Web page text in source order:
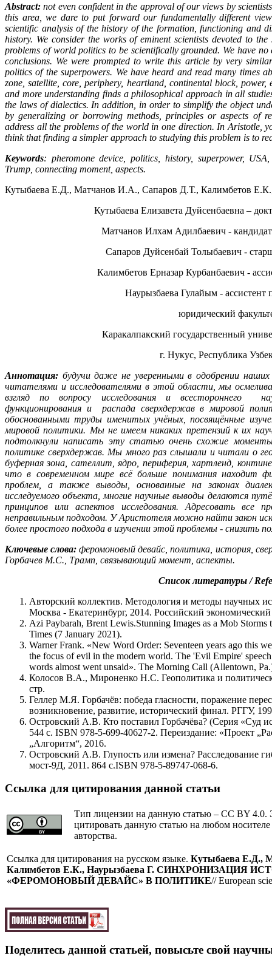
Abstract: not even confident in the approval of our views by
this area, we dare to put forward our fundamentally different
scientific analysis of the history of the formation, functioning and
history. We consider the works of eminent scientists devoted to
problems of world politics to be scientifically grounded. We have
conclusions. We were prompted to write this article by very
politics of the superpowers. We have heard and read many times
zone, satellite, core, periphery, heartland, continental block,
and more understanding finds a philosophical approach in all
the laws of dialectics. In addition, in order to simplify the object
by generalizing or borrowing methods, principles or aspects of
address all the problems of the world in one direction. In Aristotle,
think that finding a simpler approach to studying this problem is to
Keywords: pheromone device, politics, history, superpower,
Trump, connecting moment, aspects.
Кутыбаева Е.Д., Матчанов И.А., Сапаров Д.Т., Калимбетов
Кутыбаева Елизавета Дуйсенбаевна –
Матчанов Илхам Адилбаевич -
Сапаров Дуйсенбай Толыбаевич -
Калимбетов Ерназар Курбанбаевич -
Наурызбаева Гулайым - ассистент
юридический
Каракалпакский государственный
г. Нукус, Республика
Аннотация: будучи даже не уверенными в одобрении
читателями и исследователями в этой области, мы
взгляд по вопросу исследования и всестороннего
функционирования и распада сверхдержав в мировой
обоснованными труды именитых учёных, посвящённые
мировой политики. Мы не имеем никаких претензий к их
подтолкнули написать эту статью очень схожие
политике сверхдержав. Мы много раз слышали и читали о
буферная зона, сателлит, ядро, периферия, хартленд,
что в современном мире всё больше понимания находит
проблем, а также выводы, основанные на законах
исследуемого объекта, многие научные выводы делаются
принципов или аспектов исследования. Адресовать
неправильным подходом. У Аристотеля можно найти закон
более простого подхода в изучении этой проблемы - снизить
Ключевые слова: феромоновый девайс, политика, история,
Горбачев М.С., Трамп, связывающий момент, аспекты.
Список литературы /
Авторский коллектив. Методология и методы научных
Москва - Екатеринбург, 2014. Российский
Azi Paybarah, Brent Lewis.Stunning Images as a Mob
Times (7 January 2021).
Warner Frank. «New Word Order: Seventeen years ago this
the focus of evil in the modern world. The 'Evil Empire'
words almost went unsaid». The Morning Call (Allentown,
Колосов В.А., Мироненко Н.С. Геополитика и
стр.
Геллер М.Я. Горбачёв: победа гласности, поражение
возникновение, развитие, исторический финал. РГГУ,
Островский А.В. Кто поставил Горбачёва? (Серия «Суд
544 с. ISBN 978-5-699-40627-2. Переиздание: «Проект
„Алгоритм“, 2016.
Островский А.В. Глупость или измена?
мост-9Д, 2011. 864 с.ISBN 978-5-89747-068-6.
Ссылка для цитирования данной статьи
Тип лицензии на данную статью – CC BY 4.0.
цитировать данную статью на любом
авторства.
Cсылка для цитирования на русском языке. Кутыбаева Е.Д.,
Калимбетов Е.К., Наурызбаева Г. СИНХРОНИЗАЦИЯ
«ФЕРОМОНОВЫЙ ДЕВАЙС» В ПОЛИТИКЕ// European
Поделитесь данной статьей, повысьте свой